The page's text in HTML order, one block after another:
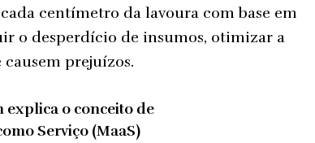
centímetro da lavoura com base em
o desperdício de insumos, otimizar a
prejuízos.
explica o conceito de
Serviço (MaaS)